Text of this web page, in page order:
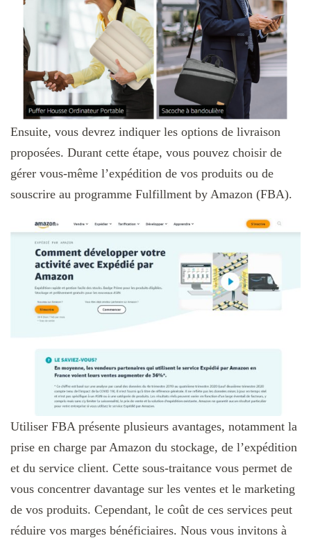
Ensuite, vous devrez indiquer les options de livraison
proposées. Durant cette étape, vous pouvez choisir de
gérer vous-même l’expédition de vos produits ou de
souscrire au programme Fulfillment by Amazon (FBA).
Utiliser FBA présente plusieurs avantages, notamment la
prise en charge par Amazon du stockage, de l’expédition
et du service client. Cette sous-traitance vous permet de
vous concentrer davantage sur les ventes et le marketing
de vos produits. Cependant, le coût de ces services peut
réduire vos marges bénéficiaires. Nous vous invitons à